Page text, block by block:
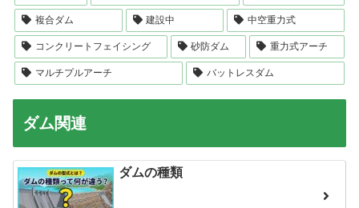
複合ダム 建設中 中空重力式
コンクリートフェイシング 砂防ダム 重力式アーチ
マルチプルアーチ バットレスダム
ダム関連
ダムの種類